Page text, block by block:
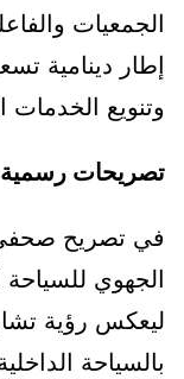
الجمعيات
إطار دينامية
وتنويع الخدمات
تصريحات رسمية
في تصريح صحفي
الجهوي للسياحة
ليعكس رؤية
بالسياحة